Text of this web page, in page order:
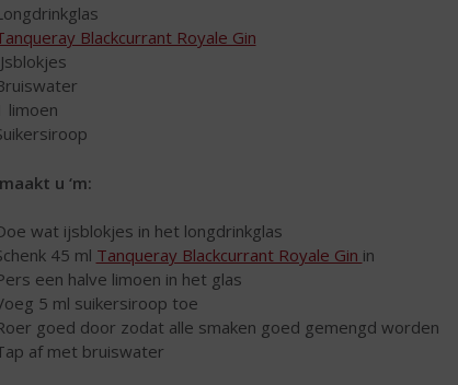
Blackcurrant Royale Gin
limoen
u ‘m:
wat ijsblokjes in het longdrinkglas
45 ml Tanqueray Blackcurrant Royale Gin in
een halve limoen in het glas
5 ml suikersiroop toe
goed door zodat alle smaken goed gemengd worden
af met bruiswater